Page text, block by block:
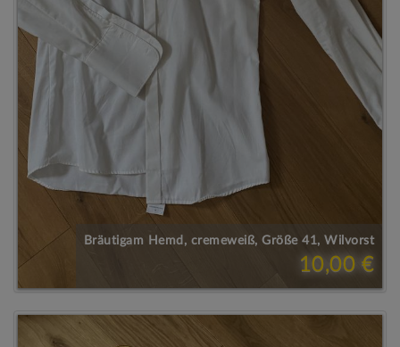
Bräutigam Hemd, cremeweiß, Größe 41, Wilvorst
10,00 €